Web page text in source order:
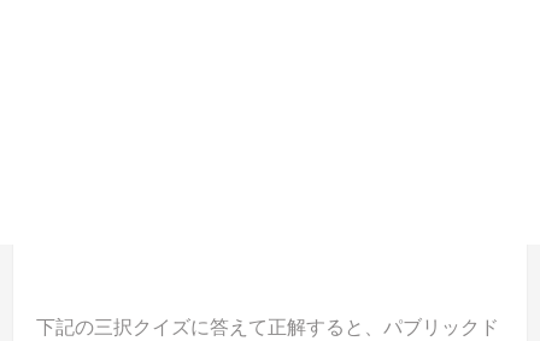
下記の三択クイズに答えて正解すると、パブリックド